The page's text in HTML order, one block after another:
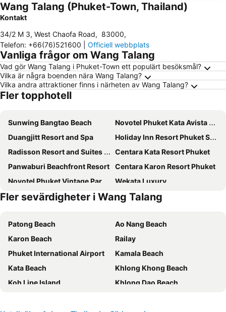
Wang Talang (Phuket-Town, Thailand)
Kontakt
34/2 M 3, West Chaofa Road, 83000,
Telefon: +66(76)521600 Officiell webbplats
Vanliga frågor om Wang Talang
Vad gör Wang Talang i Phuket-Town ett populärt besöksmål?
Vilka är några boenden nära Wang Talang?
Vilka andra attraktioner finns i närheten av Wang Talang?
Fler topphotell
Sunwing Bangtao Beach
Novotel Phuket Kata Avista Resort & Spa
Duangjitt Resort and Spa
Holiday Inn Resort Phuket Surin Beach By Ihg
Radisson Resort and Suites Phuket
Centara Kata Resort Phuket
Panwaburi Beachfront Resort
Centara Karon Resort Phuket
Novotel Phuket Vintage Park Resort
Wekata Luxury
Holiday Inn Resort Phuket Karon Beach
Modern Living Hotel
Novotel Phuket Kamala Beach
Wabi Sabi Boutique Hotel
Aspery Hotel
Pamookkoo Resort
Rattana Beach Hotel
The Royal Paradise Hotel & Spa
Radisson RED Phuket Patong Beach
The Yama Hotel Phuket
Hyatt Regency Phuket Resort
Andamantra Resort and Villa Phuket
Fler sevärdigheter i Wang Talang
Patong Beach
Ao Nang Beach
Karon Beach
Railay
Phuket International Airport
Kamala Beach
Kata Beach
Khlong Khong Beach
Koh Lipe Island
Khlong Dao Beach